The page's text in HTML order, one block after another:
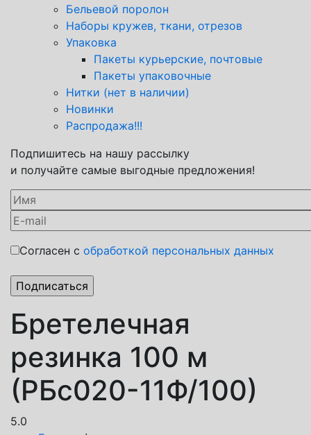
Бельевой поролон
Наборы кружев, ткани, отрезов
Упаковка
Пакеты курьерские, почтовые
Пакеты упаковочные
Нитки (нет в наличии)
Новинки
Распродажа!!!
Подпишитесь на нашу рассылку
и получайте самые выгодные предложения!
Согласен с обработкой персональных данных
Бретелечная
резинка 100 м
(РБс020-11Ф/100)
5.0